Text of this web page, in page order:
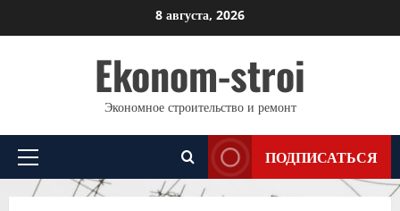
к
8 августа, 2026
Ekonom-stroi
Экономное строительство и ремонт
Основное
меню
ПОДПИСАТЬСЯ